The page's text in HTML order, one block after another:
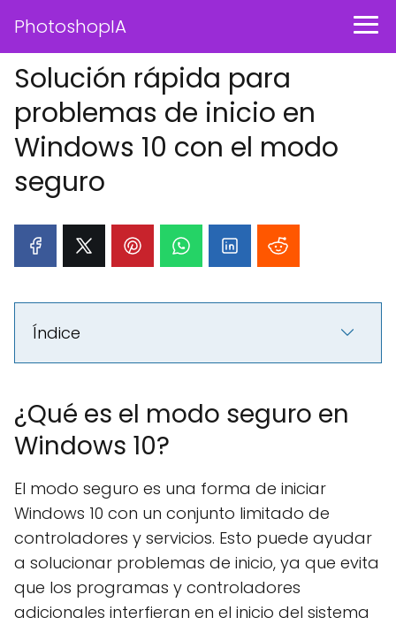
PhotoshopIA
Solución rápida para
problemas de inicio en
Windows 10 con el modo
seguro
Índice
¿Qué es el modo seguro en
Windows 10?
El modo seguro es una forma de iniciar
Windows 10 con un conjunto limitado de
controladores y servicios. Esto puede ayudar
a solucionar problemas de inicio, ya que evita
que los programas y controladores
adicionales interfieran en el inicio del sistema